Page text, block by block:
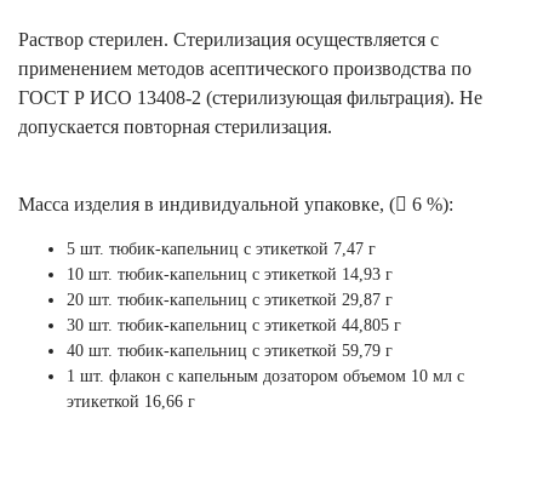
Раствор стерилен. Стерилизация осуществляется с
применением методов асептического производства по
ГОСТ Р ИСО 13408-2 (стерилизующая фильтрация). Не
допускается повторная стерилизация.
Масса изделия в индивидуальной упаковке, ( 6 %):
5 шт. тюбик-капельниц с этикеткой 7,47 г
10 шт. тюбик-капельниц с этикеткой 14,93 г
20 шт. тюбик-капельниц с этикеткой 29,87 г
30 шт. тюбик-капельниц с этикеткой 44,805 г
40 шт. тюбик-капельниц с этикеткой 59,79 г
1 шт. флакон с капельным дозатором объемом 10 мл с
этикеткой 16,66 г